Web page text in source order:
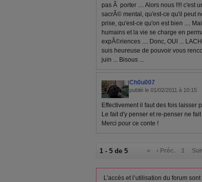
pas Ã porter .... Alors nous !!!! c'est
sacrÃ© mental, qu'est-ce qu'il peut
prise, qu'est-ce qu'on est bien ....
humains et la vie se charge en
expÃ©riences .... Donc, OUI ...
suis heureuse de pouvoir vous
juin ... Bisous ...
Ch0u007
publié le 01/02/2011 à 10:15
Effectivement il faut des fois laisser
Le fait d'y penser et re-penser ne
Merci pour ce conte !
1 - 5 de 5 « ‹ Préc. 1
L’accès et l’utilisation du forum